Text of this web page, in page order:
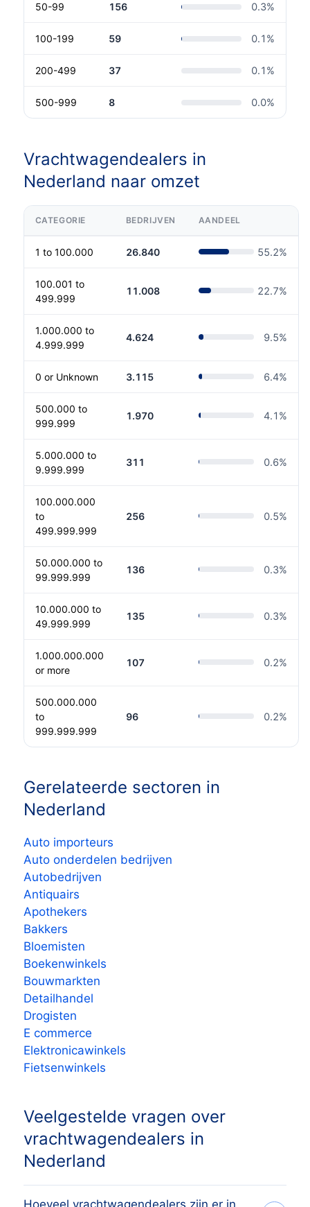
50-99 156 0.3%
100-199 59 0.1 %
200-499 37 0.1 %
500-999 8 0.0%
Vrachtwagendealers in
Nederland naar omzet
CATEGORIE BEDRIJVEN AANDEEL
1 to 100.000 26.840 55.2%
100.001 to
499.999
11.008 22.7%
1.000.000 to
4.999.999
4.624 9.5%
0 or Unknown 3.115 6.4%
500.000 to
999.999
1.970 4.1 %
5.000.000 to
9.999.999
311 0.6%
100.000.000
to
499.999.999
256 0.5%
50.000.000 to
99.999.999
136 0.3%
10.000.000 to
49.999.999
135 0.3%
1.000.000.000
or more
107 0.2%
500.000.000
to
999.999.999
96 0.2%
Gerelateerde sectoren in
Nederland
Auto importeurs
Auto onderdelen bedrijven
Autobedrijven
Antiquairs
Apothekers
Bakkers
Bloemisten
Boekenwinkels
Bouwmarkten
Detailhandel
Drogisten
E commerce
Elektronicawinkels
Fietsenwinkels
Veelgestelde vragen over
vrachtwagendealers in
Nederland